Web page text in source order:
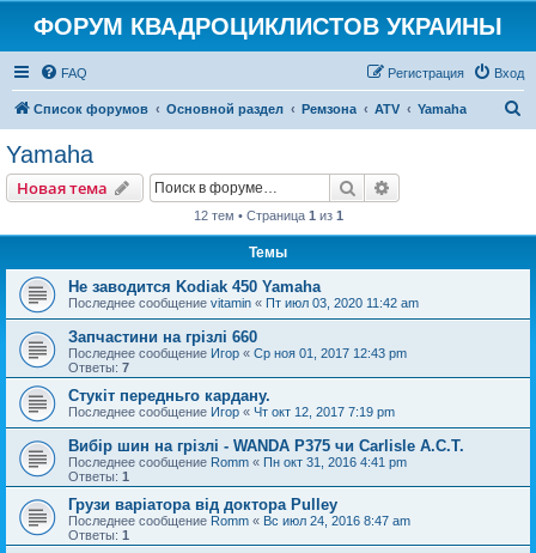
ФОРУМ КВАДРОЦИКЛИСТОВ УКРАИНЫ
FAQ Вход
Регистрация
Список форумов Основной раздел Ремзона ATV Yamaha
Yamaha
Новая тема Поиск
12 тем • Страница 1 из 1
Темы
Не заводится Kodiak 450 Yamaha
Последнее сообщение vitamin « Пт июл 03, 2020 11:42 am
Запчастини на грізлі 660
Последнее сообщение Игор « Ср ноя 01, 2017 12:43 pm
Ответы: 7
Стукіт передньго кардану.
Последнее сообщение Игор « Чт окт 12, 2017 7:19 pm
Вибір шин на грізлі - WANDA P375 чи Carlisle A.C.T.
Последнее сообщение Romm « Пн окт 31, 2016 4:41 pm
Ответы: 1
Грузи варіатора від доктора Pulley
Последнее сообщение Romm « Вс июл 24, 2016 8:47 am
Ответы: 1